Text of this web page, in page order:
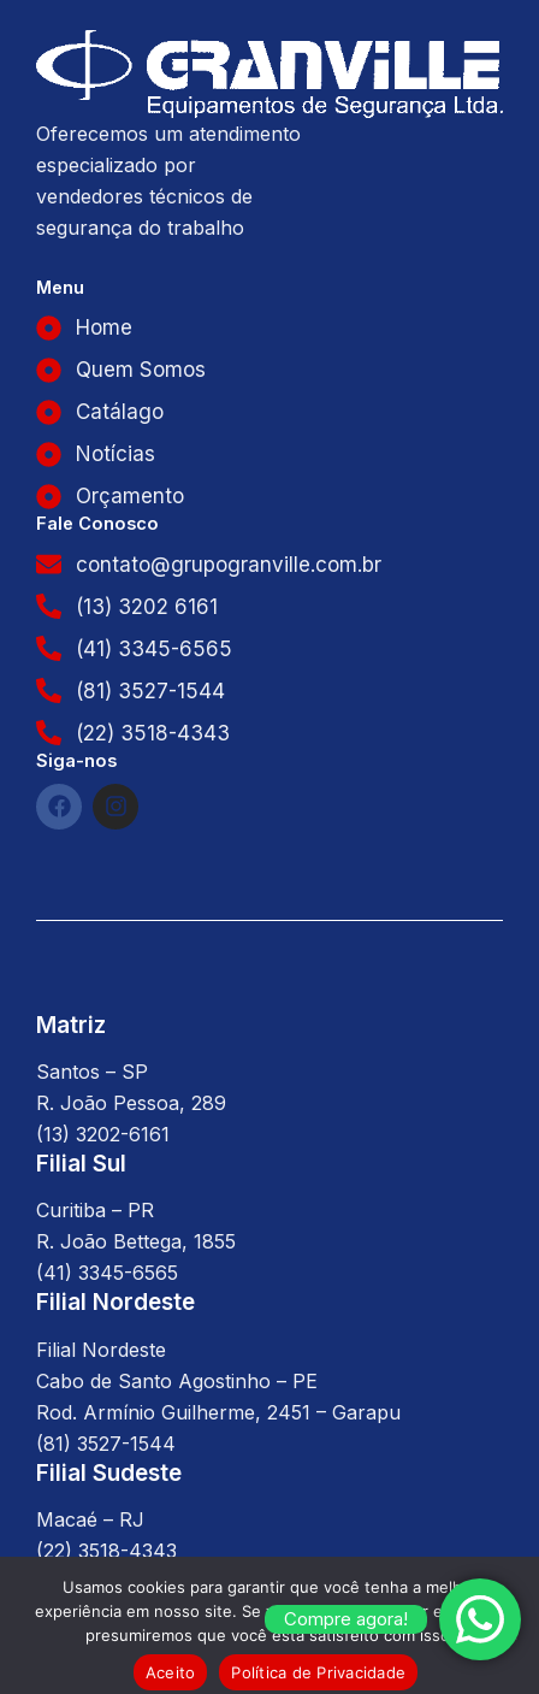
Oferecemos um atendimento
especializado por
vendedores técnicos de
segurança do trabalho
Menu
Home
Quem Somos
Catálago
Notícias
Orçamento
Fale Conosco
contato@grupogranville.com.br
(13) 3202 6161
(41) 3345-6565
(81) 3527-1544
(22) 3518-4343
Siga-nos
F
a
I
n
Matriz
Santos – SP
R. João Pessoa, 289
(13) 3202-6161
Filial Sul
Curitiba – PR
R. João Bettega, 1855
(41) 3345-6565
Filial Nordeste
Filial Nordeste
Cabo de Santo Agostinho – PE
Rod. Armínio Guilherme, 2451 – Garapu
(81) 3527-1544
Filial Sudeste
Macaé – RJ
(22) 3518-4343
Desenvolvido porWPL Digital, 2025 –Política de
Privacidade
Compre agora!
Usamos cookies para garantir que você tenha a melhor
experiência em nosso site. Se você continuar a usar este site,
presumiremos que você está satisfeito com isso.
Aceito
Política de Privacidade